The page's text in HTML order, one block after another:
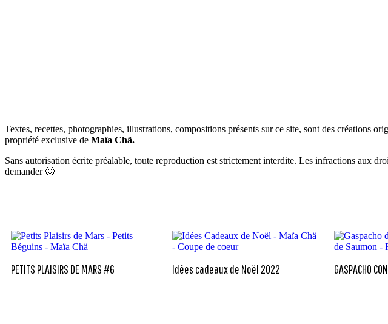
Textes, recettes, photographies, illustrations, compositions présents sur ce site, sont des créations
propriété exclusive de Maïa Chä.
Sans autorisation écrite préalable, toute reproduction est strictement interdite. Les infractions aux
demander 🙂
PETITS PLAISIRS DE MARS #6 Idées cadeaux de Noël 2022 GASPACHO